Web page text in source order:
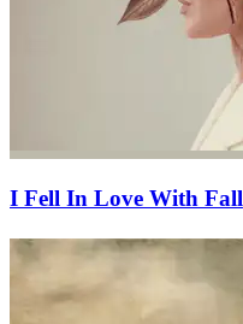
I Fell In Love With Fall